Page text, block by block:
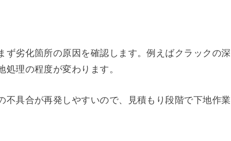
ず劣化箇所の原因を確認します。例えばクラックの深
理の程度が変わります。
不具合が再発しやすいので、見積もり段階で下地作業